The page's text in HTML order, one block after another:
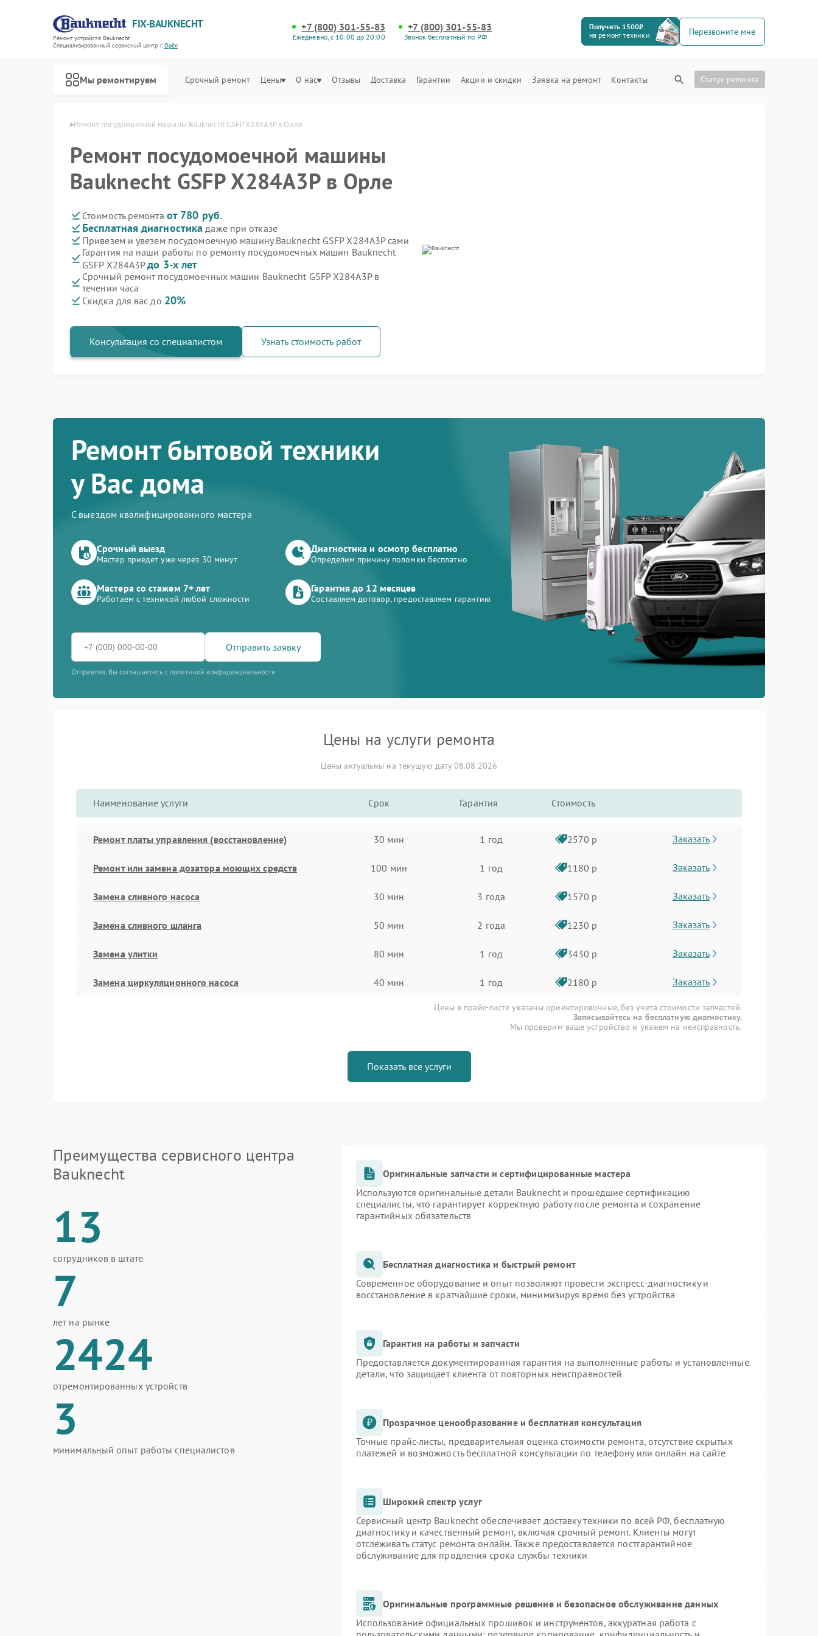
FIX-BAUKNECHT
Ремонт устройств Bauknecht
Специализированный cервисный центр г.Орёл
+7 (800) 301-55-83
Ежедневно, с 10:00 до 20:00
+7 (800) 301-55-83
Звонок бесплатный по РФ
Получить 1500₽
на ремонт техники
Перезвоните мне
Мы ремонтируем Срочный ремонт Цены О нас Отзывы Доставка Гарантии Акции и скидки Заявка на ремонт Контакты Статус ремонта
Bauknecht в Орле Ремонт посудомоечной машины Bauknecht GSFP X284A3P в Орле
Ремонт посудомоечной машины
Bauknecht GSFP X284A3P в Орле
Стоимость ремонта от 780 руб.
Бесплатная диагностика даже при отказе
Привезем и увезем посудомоечную машину Bauknecht GSFP X284A3P сами
Гарантия на наши работы по ремонту посудомоечных машин Bauknecht
GSFP X284A3Pдо 3-х лет
Срочный ремонт посудомоечных машин Bauknecht GSFP X284A3P в
течении часа
Скидка для вас до 20%
Консультация со специалистом Узнать стоимость работ
Ремонт бытовой техники
у Вас дома
С выездом квалифицированного мастера
Срочный выезд
Мастер приедет уже через 30 минут
Диагностика и осмотр бесплатно
Определим причину поломки бесплатно
Мастера со стажем 7+ лет
Работаем с техникой любой сложности
Гарантия до 12 месяцев
Составляем договор, предоставляем гарантию
Отправить заявку
Отправляя, Вы соглашаетесь с политикой конфиденциальности
Цены на услуги ремонта
Цены актуальны на текущую дату 08.08.2026
Наименование услуги Срок Гарантия Стоимость
Ремонт платы управления (восстановление) 30 мин 1 год 2570 р Заказать
Ремонт или замена дозатора моющих средств 100 мин 1 год 1180 р Заказать
Замена сливного насоса 30 мин 3 года 1570 р Заказать
Замена сливного шланга 50 мин 2 года 1230 р Заказать
Замена улитки 80 мин 1 год 3430 р Заказать
Замена циркуляционного насоса 40 мин 1 год 2180 р Заказать
Цены в прайс-листе указаны ориентировочные, без учета стоимости запчастей.
Записывайтесь на бесплатную диагностику.
Мы проверим ваше устройство и укажем на неисправность.
Показать все услуги
Преимущества сервисного центра
Bauknecht
13
сотрудников в штате
7
лет на рынке
2424
отремонтированных устройств
3
минимальный опыт работы специалистов
Оригинальные запчасти и сертифицированные мастера
Используются оригинальные детали Bauknecht и прошедшие сертификацию
специалисты, что гарантирует корректную работу после ремонта и сохранение
гарантийных обязательств
Бесплатная диагностика и быстрый ремонт
Современное оборудование и опыт позволяют провести экспресс-диагностику и
восстановление в кратчайшие сроки, минимизируя время без устройства
Гарантия на работы и запчасти
Предоставляется документированная гарантия на выполненные работы и установленные
детали, что защищает клиента от повторных неисправностей
Прозрачное ценообразование и бесплатная консультация
Точные прайс-листы, предварительная оценка стоимости ремонта, отсутствие скрытых
платежей и возможность бесплатной консультации по телефону или онлайн на сайте
Широкий спектр услуг
Сервисный центр Bauknecht обеспечивает доставку техники по всей РФ, бесплатную
диагностику и качественный ремонт, включая срочный ремонт. Клиенты могут
отслеживать статус ремонта онлайн. Также предоставляется постгарантийное
обслуживание для продления срока службы техники
Оригинальные программные решение и безопасное обслуживание данных
Использование официальных прошивок и инструментов, аккуратная работа с